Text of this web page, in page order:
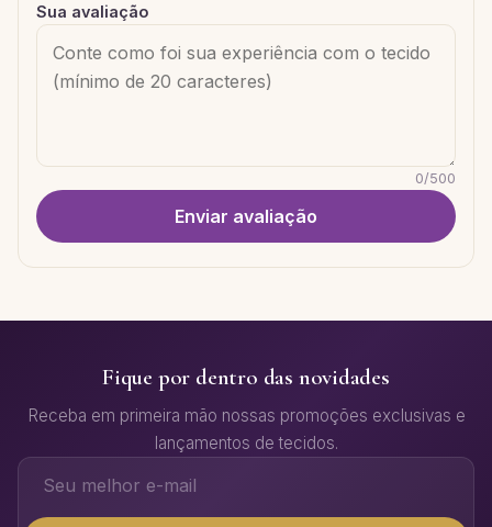
Sua avaliação
0/500
Enviar avaliação
Fique por dentro das novidades
Receba em primeira mão nossas promoções exclusivas e
lançamentos de tecidos.